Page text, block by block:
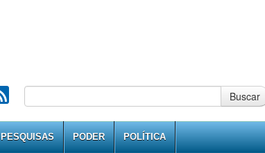
Buscar
PESQUISAS PODER POLÍTICA